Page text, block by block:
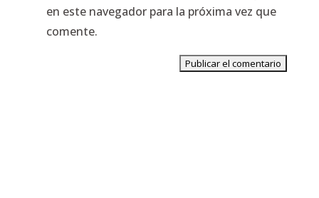
en este navegador para la próxima vez que
comente.